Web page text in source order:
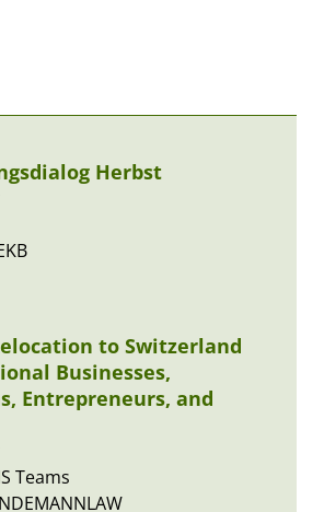
Herbst
to Switzerland
Businesses,
Entrepreneurs, and
Teams